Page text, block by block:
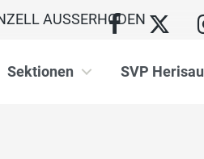
AUSSERHODEN
Sektionen SVP Herisau